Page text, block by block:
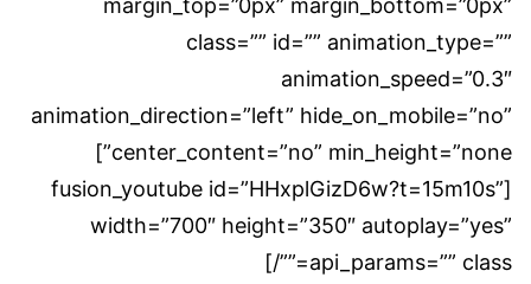
class=”” id=”” animation_type=””
animation_speed=”0.3″
animation_direction=”left” hide_on_mobile=”no”
center_content=”no” min_height=”none”]
[fusion_youtube id=”HHxplGizD6w?t=15m10s”
width=”700″ height=”350″ autoplay=”yes”
api_params=”” class=””/]